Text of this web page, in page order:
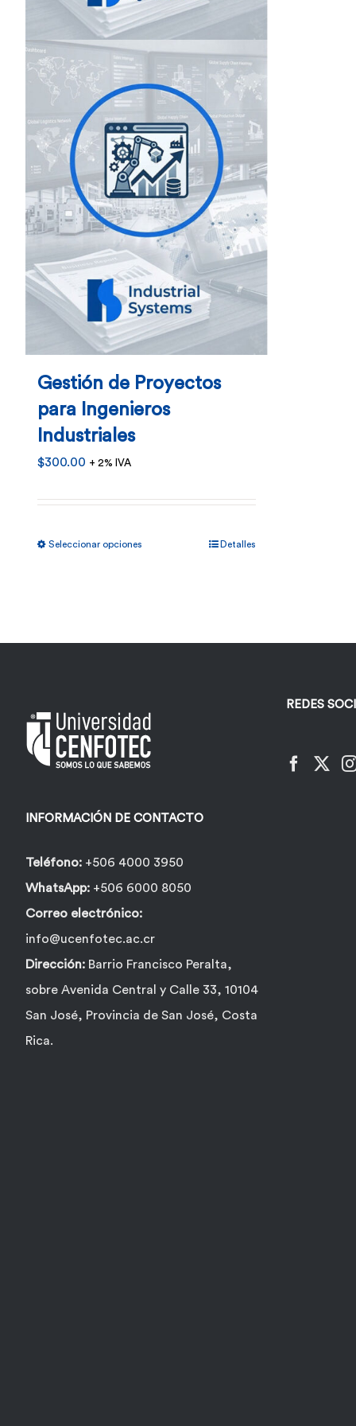
Gestión de Proyectos
para Ingenieros
Industriales
$300.00 + 2% IVA
Seleccionar opciones
pueden
elegir
de
producto
Detalles
INFORMACIÓN DE CONTACTO
Teléfono: +506 4000 3950
WhatsApp: +506 6000 8050
Correo electrónico:
info@ucenfotec.ac.cr
Dirección: Barrio Francisco Peralta,
sobre Avenida Central y Calle 33, 10104
San José, Provincia de San José, Costa
Rica.
REDES